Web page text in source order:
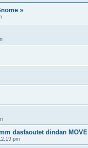
»
dasfaoutet dindan MOVE
pm